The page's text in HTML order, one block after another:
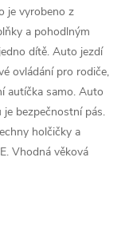
je vyrobeno z
a pohodlným
dítě. Auto jezdí
ovládání pro rodiče,
autíčka samo. Auto
je bezpečnostní pás.
holčičky a
Vhodná věková